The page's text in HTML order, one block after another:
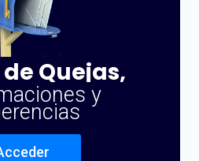
Quejas,
y